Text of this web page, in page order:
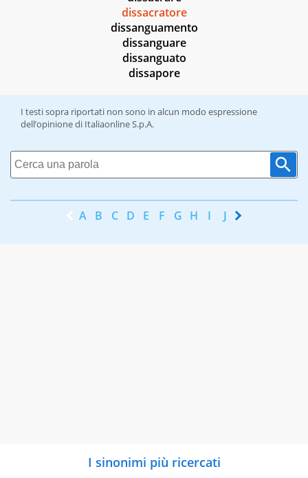
dissacratore
dissanguamento
dissanguare
dissanguato
dissapore
I testi sopra riportati non sono in alcun modo espressione
dell’opinione di Italiaonline S.p.A.
A B C D E F G H I J K
I sinonimi più ricercati